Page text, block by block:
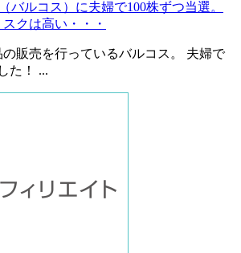
バルコス）に夫婦で100株ずつ当選。
クは高い・・・
販売を行っているバルコス。 夫婦で
た！ ...